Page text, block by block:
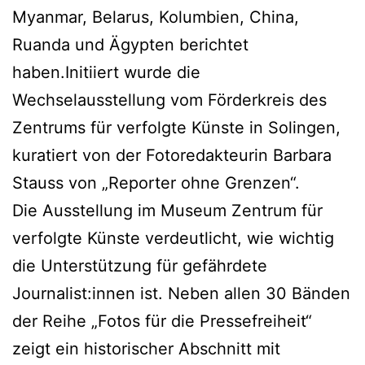
Myanmar, Belarus, Kolumbien, China,
Ruanda und Ägypten berichtet
haben.Initiiert wurde die
Wechselausstellung vom Förderkreis des
Zentrums für verfolgte Künste in Solingen,
kuratiert von der Fotoredakteurin Barbara
Stauss von „Reporter ohne Grenzen“.
Die Ausstellung im Museum Zentrum für
verfolgte Künste verdeutlicht, wie wichtig
die Unterstützung für gefährdete
Journalist:innen ist. Neben allen 30 Bänden
der Reihe „Fotos für die Pressefreiheit“
zeigt ein historischer Abschnitt mit